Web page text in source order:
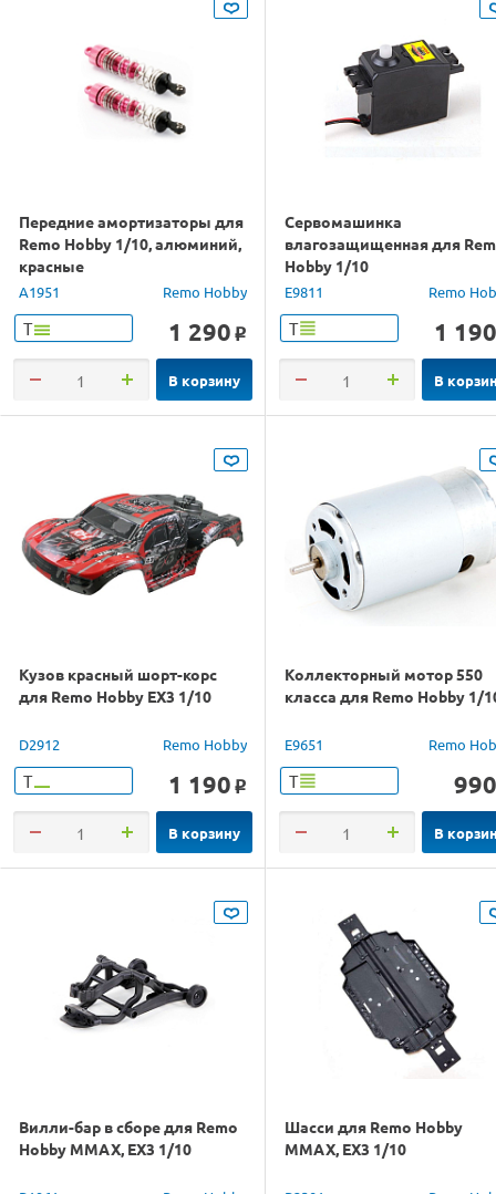
Передние амортизаторы для
Remo Hobby 1/10, алюминий,
красные
A1951 Remo Hobby
Т 1 290 o
В корзину
Сервомашинка
влагозащищенная для
Hobby 1/10
E9811 Remo
Т 1 190
В
Кузов красный шорт-корс
для Remo Hobby EX3 1/10
D2912 Remo Hobby
Т 1 190 o
В корзину
Коллекторный мотор 550
класса для Remo Hobby 1/
E9651 Remo
Т 990
В
Вилли-бар в сборе для Remo
Hobby MMAX, EX3 1/10
Шасси для Remo Hobby
MMAX, EX3 1/10